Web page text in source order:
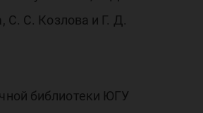
С. С. Козлова и Г. Д.
библиотеки ЮГУ